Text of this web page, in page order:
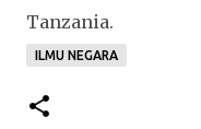
Tanzania.
ILMU NEGARA